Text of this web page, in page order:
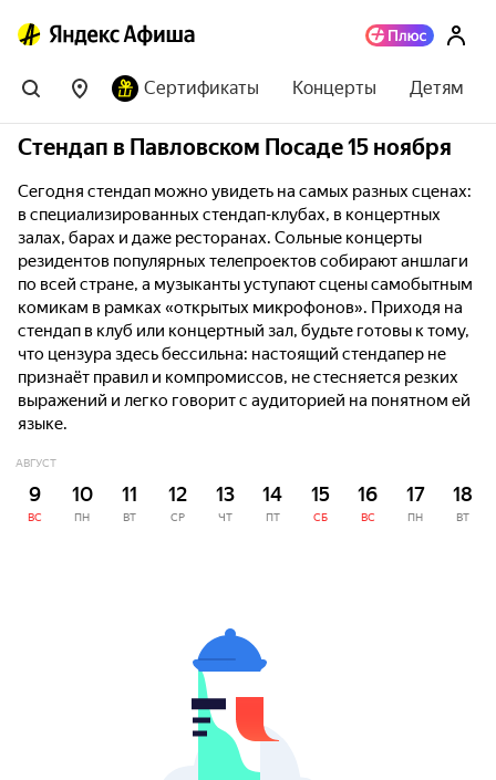
Сертификаты Концерты Детям
Стендап в Павловском Посаде 15 ноября
Сегодня стендап можно увидеть на самых разных сценах:
в специализированных стендап-клубах, в концертных
залах, барах и даже ресторанах. Сольные концерты
резидентов популярных телепроектов собирают аншлаги
по всей стране, а музыканты уступают сцены самобытным
комикам в рамках «открытых микрофонов». Приходя на
стендап в клуб или концертный зал, будьте готовы к тому,
что цензура здесь бессильна: настоящий стендапер не
признаёт правил и компромиссов, не стесняется резких
выражений и легко говорит с аудиторией на понятном ей
языке.
АВГУСТ
9
ВС
10
ПН
11
ВТ
12
СР
13
ЧТ
14
ПТ
15
СБ
16
ВС
17
ПН
18
ВТ